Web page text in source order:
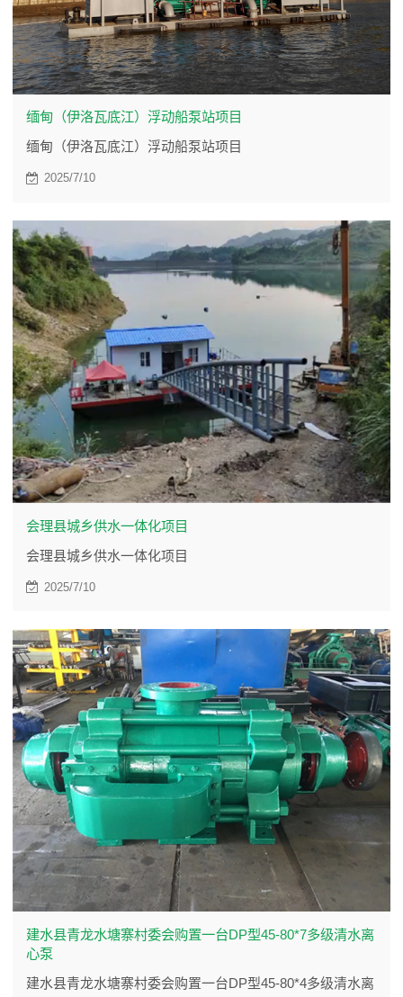
缅甸（伊洛瓦底江）浮动船泵站项目
缅甸（伊洛瓦底江）浮动船泵站项目
2025/7/10
会理县城乡供水一体化项目
会理县城乡供水一体化项目
2025/7/10
建水县青龙水塘寨村委会购置一台DP型45-80*7多级清水离
心泵
建水县青龙水塘寨村委会购置一台DP型45-80*4多级清水离